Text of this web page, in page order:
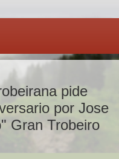
pide
por Jose
Gran Trobeiro